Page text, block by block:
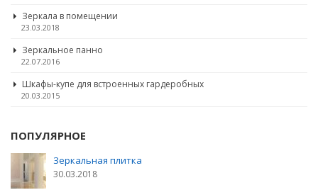
Зеркала в помещении
23.03.2018
Зеркальное панно
22.07.2016
Шкафы-купе для встроенных гардеробных
20.03.2015
ПОПУЛЯРНОЕ
Зеркальная плитка
30.03.2018